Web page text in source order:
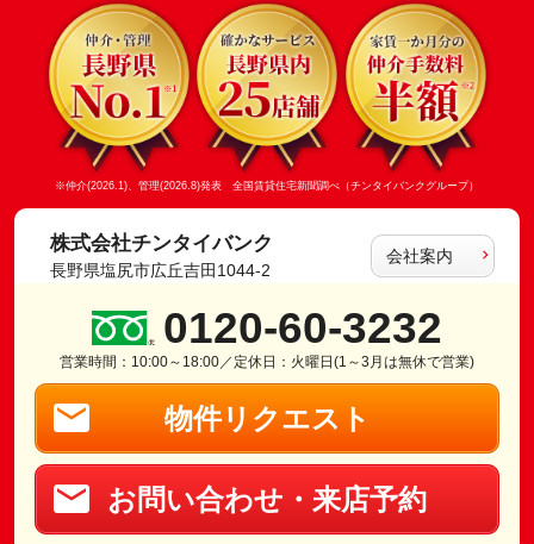
※仲介(2026.1)、管理(2026.8)発表 全国賃貸住宅新聞調べ（チンタイバンクグループ）
株式会社チンタイバンク
長野県塩尻市広丘吉田1044-2
会社案内
0120-60-3232
営業時間：10:00～18:00／定休日：火曜日(1～3月は無休で営業)
物件リクエスト
お問い合わせ・来店予約